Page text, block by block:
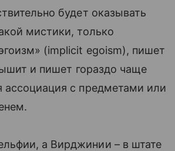
будет оказывать
мистики, только
(implicit egoism), пишет
и пишет гораздо чаще
ассоциация с предметами или
а Вирджинии – в штате